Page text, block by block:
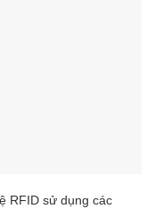
RFID sử dụng các